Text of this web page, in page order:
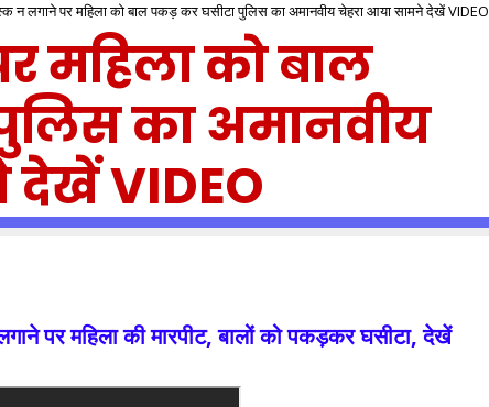
न लगाने पर महिला को बाल पकड़ कर घसीटा पुलिस का अमानवीय चेहरा आया सामने देखें VIDEO
महिला को बाल
का अमानवीय
VIDEO
पर महिला की मारपीट, बालों को पकड़कर घसीटा, देखें